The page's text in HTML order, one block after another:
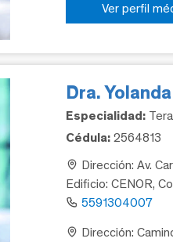
Ver perfil
Dra.
Especialidad:
Cédula: 2564813
Dirección: Av.
Edificio: CENOR,
5591304007
Dirección: